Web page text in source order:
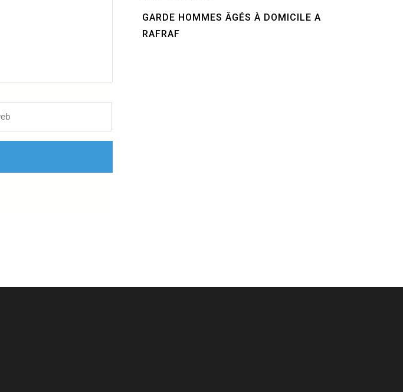
GARDE HOMMES ÂGÉS À DOMICILE A
RAFRAF